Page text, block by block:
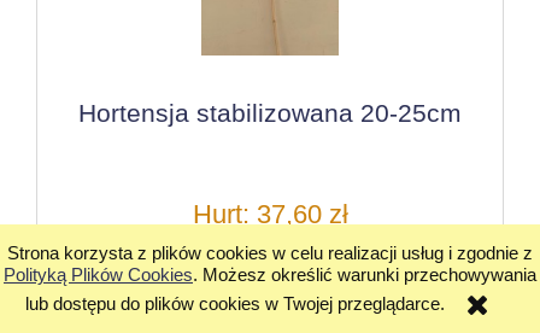
Strona korzysta z plików cookies w celu realizacji usług i zgodnie z
Polityką Plików Cookies. Możesz określić warunki przechowywania
lub dostępu do plików cookies w Twojej przeglądarce.
Hortensja stabilizowana 20-25cm
Hurt: 37,60 zł
Cena detaliczna: 56,40 zł